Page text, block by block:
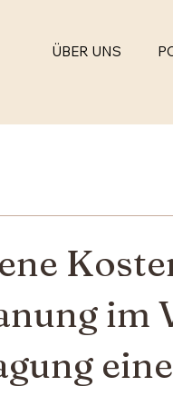
ÜBER UNS
im